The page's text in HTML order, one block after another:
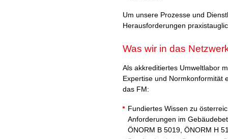
Um unsere Prozesse und
Herausforderungen
Was wir in das
Als akkreditiertes Umweltlabor
Expertise und Normkonformität
das FM:
Fundiertes Wissen zu
Anforderungen im
ÖNORM B 5019, ÖNORM H